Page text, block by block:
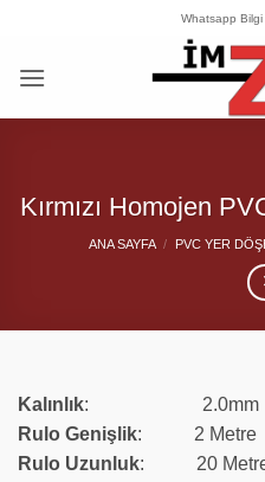
Whatsapp Bilgi
Kırmızı Homojen
ANA SAYFA / PVC YER
Kalınlık: 2.0mm
Rulo Genişlik: 2 Metre
Rulo Uzunluk: 20